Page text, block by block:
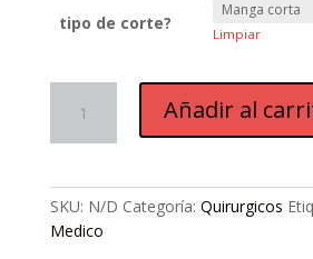
tipo de corte?
Limpiar
Batman
Flashpoint
Añadir al
SKU: N/D Categoría: Quirurgicos
Medico